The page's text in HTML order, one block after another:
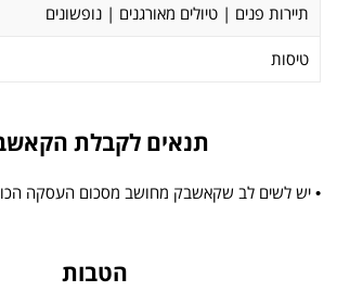
תיירות פנים | טיולים מאורגנים | נופשונים
טיסות
תנאים לקבלת
• יש לשים לב שקאשבק מחושב מסכום העסקה
הטבות